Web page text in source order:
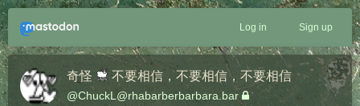
Log in Sign up
奇怪 不要相信，不要相信，不要相信
@ChuckL@rhabarberbarbara.bar